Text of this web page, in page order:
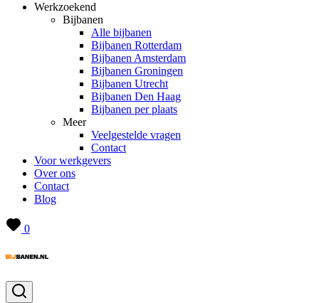
Werkzoekend
Bijbanen
Alle bijbanen
Bijbanen Rotterdam
Bijbanen Amsterdam
Bijbanen Groningen
Bijbanen Utrecht
Bijbanen Den Haag
Bijbanen per plaats
Meer
Veelgestelde vragen
Contact
Voor werkgevers
Over ons
Contact
Blog
0